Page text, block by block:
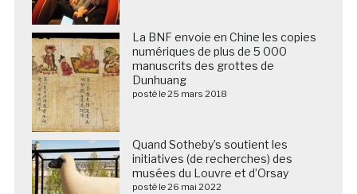
La BNF envoie en Chine les copies
numériques de plus de 5 000
manuscrits des grottes de
Dunhuang
posté le 25 mars 2018
Quand Sotheby’s soutient les
initiatives (de recherches) des
musées du Louvre et d’Orsay
posté le 26 mai 2022